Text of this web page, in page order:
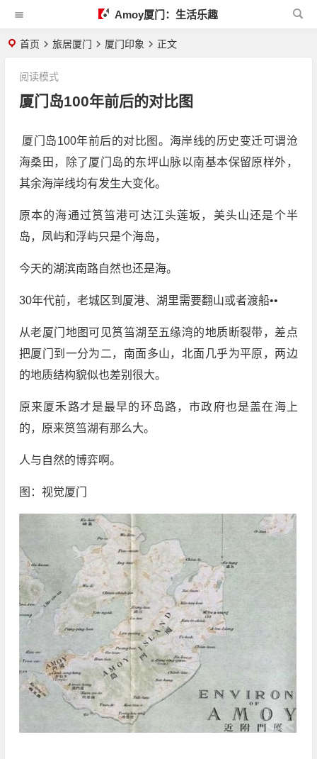
Amoy厦门：生活乐趣
首页 旅居厦门 厦门印象 正文
厦门岛100年前后的对比图
阅读模式
厦门岛100年前后的对比图。海岸线的历史变迁可谓沧
海桑田，除了厦门岛的东坪山脉以南基本保留原样外，
其余海岸线均有发生大变化。
原本的海通过筼筜港可达江头莲坂，美头山还是个半
岛，凤屿和浮屿只是个海岛，
今天的湖滨南路自然也还是海。
30年代前，老城区到厦港、湖里需要翻山或者渡船••
从老厦门地图可见筼筜湖至五缘湾的地质断裂带，差点
把厦门到一分为二，南面多山，北面几乎为平原，两边
的地质结构貌似也差别很大。
原来厦禾路才是最早的环岛路，市政府也是盖在海上
的，原来筼筜湖有那么大。
人与自然的博弈啊。
图：视觉厦门